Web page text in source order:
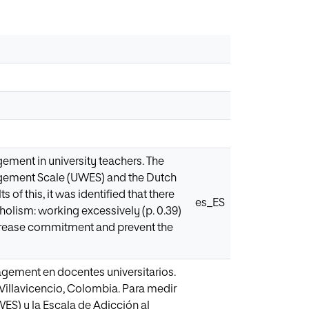
in university teachers. The
Scale (UWES) and the Dutch
of this, it was identified that there
working excessively (p. 0.39)
commitment and prevent the
es_ES
en docentes universitarios.
Colombia. Para medir
y la Escala de Adicción al